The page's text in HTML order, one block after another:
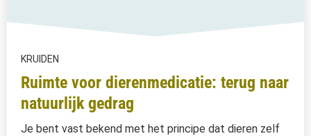
KRUIDEN
Ruimte voor dierenmedicatie: terug naar
natuurlijk gedrag
Je bent vast bekend met het principe dat dieren zelf